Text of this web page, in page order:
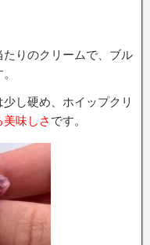
りのクリームで、ブル
し硬め、ホイップクリ
味しさ です。